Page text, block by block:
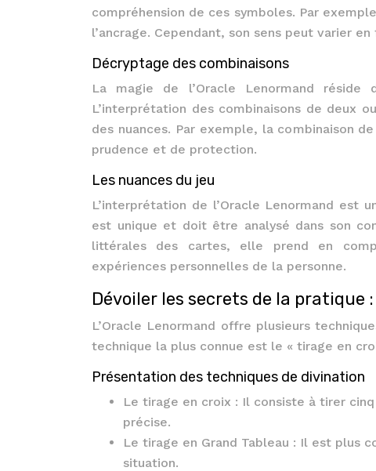
compréhension de ces symboles. Par
l’ancrage. Cependant, son sens peut varier
Décryptage des combinaisons
La magie de l’Oracle Lenormand
L’interprétation des combinaisons de deux
des nuances. Par exemple, la combinaison
prudence et de protection.
Les nuances du jeu
L’interprétation de l’Oracle Lenormand
est unique et doit être analysé dans son
littérales des cartes, elle prend en
expériences personnelles de la personne.
Dévoiler les secrets de la
L’Oracle Lenormand offre plusieurs
technique la plus connue est le « tirage en
Présentation des techniques de divination
Le tirage en croix : Il consiste à tirer
précise.
Le tirage en Grand Tableau : Il est plus
situation.